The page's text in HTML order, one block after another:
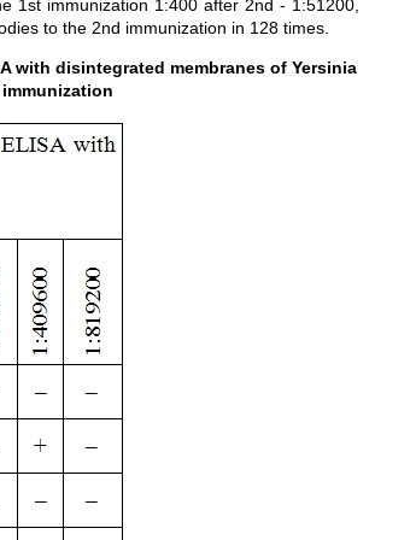
1st immunization 1:400 after 2nd - 1:51200,
to the 2nd immunization in 128 times.
with disintegrated membranes of Yersinia